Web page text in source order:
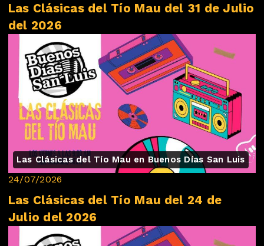
Las Clásicas del Tío Mau del 31 de Julio
del 2026
Las Clásicas del Tío Mau en Buenos Días San Luis
24/07/2026
Las Clásicas del Tío Mau del 24 de
Julio del 2026